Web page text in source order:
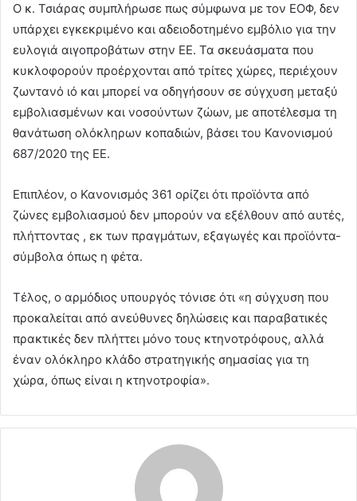
Ο κ. Τσιάρας συμπλήρωσε πως σύμφωνα με τον ΕΟΦ, δεν
υπάρχει εγκεκριμένο και αδειοδοτημένο εμβόλιο για την
ευλογιά αιγοπροβάτων στην ΕΕ. Τα σκευάσματα που
κυκλοφορούν προέρχονται από τρίτες χώρες, περιέχουν
ζωντανό ιό και μπορεί να οδηγήσουν σε σύγχυση μεταξύ
εμβολιασμένων και νοσούντων ζώων, με αποτέλεσμα τη
θανάτωση ολόκληρων κοπαδιών, βάσει του Κανονισμού
687/2020 της ΕΕ.
Επιπλέον, ο Κανονισμός 361 ορίζει ότι προϊόντα από
ζώνες εμβολιασμού δεν μπορούν να εξέλθουν από αυτές,
πλήττοντας , εκ των πραγμάτων, εξαγωγές και προϊόντα-
σύμβολα όπως η φέτα.
Τέλος, ο αρμόδιος υπουργός τόνισε ότι «η σύγχυση που
προκαλείται από ανεύθυνες δηλώσεις και παραβατικές
πρακτικές δεν πλήττει μόνο τους κτηνοτρόφους, αλλά
έναν ολόκληρο κλάδο στρατηγικής σημασίας για τη
χώρα, όπως είναι η κτηνοτροφία».